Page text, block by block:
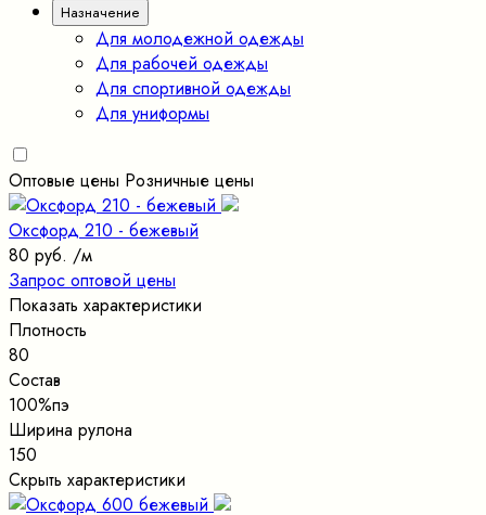
Назначение
Для молодежной одежды
Для рабочей одежды
Для спортивной одежды
Для униформы
Оптовые цены Розничные цены
Оксфорд 210 - бежевый
80 руб. /м
Запрос оптовой цены
Показать характеристики
Плотность
80
Состав
100%пэ
Ширина рулона
150
Скрыть характеристики